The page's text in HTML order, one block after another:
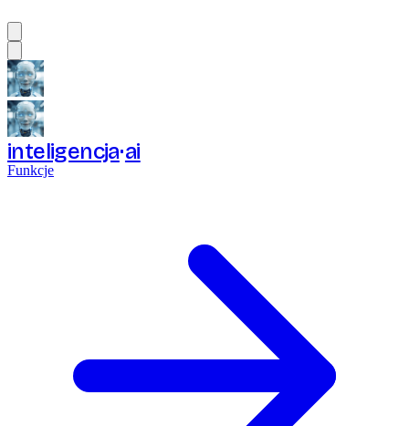
inteligencja ai
Funkcje